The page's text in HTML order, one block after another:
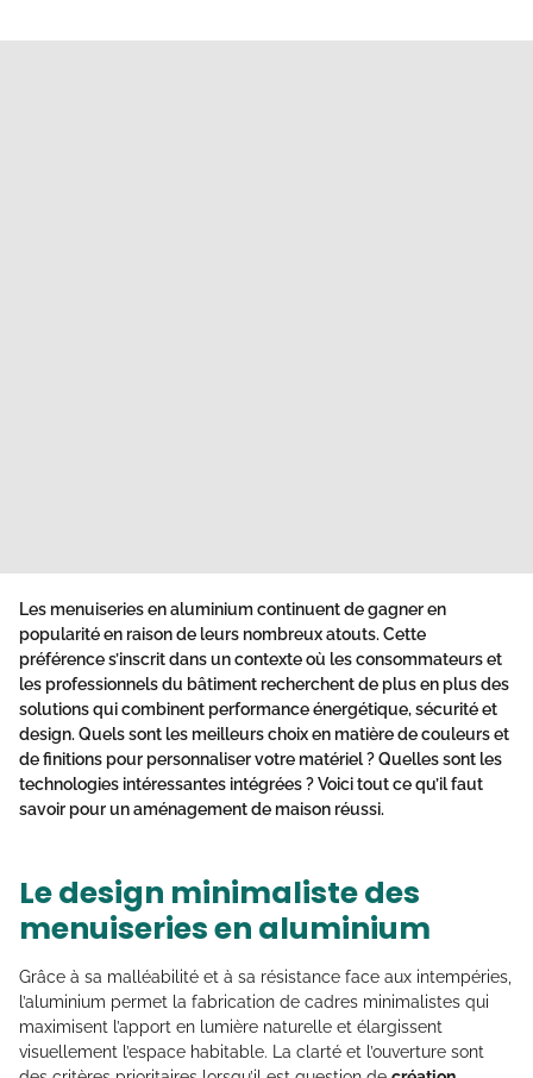
Les menuiseries en aluminium continuent de gagner en
popularité en raison de leurs nombreux atouts. Cette
préférence s’inscrit dans un contexte où les consommateurs et
les professionnels du bâtiment recherchent de plus en plus des
solutions qui combinent performance énergétique, sécurité et
design. Quels sont les meilleurs choix en matière de couleurs et
de finitions pour personnaliser votre matériel ? Quelles sont les
technologies intéressantes intégrées ? Voici tout ce qu’il faut
savoir pour un aménagement de maison réussi.
Le design minimaliste des
menuiseries en aluminium
Grâce à sa malléabilité et à sa résistance face aux intempéries,
l’aluminium permet la fabrication de cadres minimalistes qui
maximisent l’apport en lumière naturelle et élargissent
visuellement l’espace habitable. La clarté et l’ouverture sont